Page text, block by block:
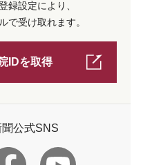
録設定により、
で受け取れます。
IDを取得
聞公式SNS